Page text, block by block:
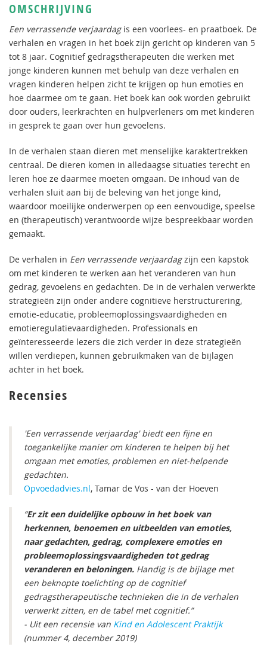
OMSCHRIJVING
Een verrassende verjaardagis een voorlees- en praatboek. De
verhalen en vragen in het boek zijn gericht op kinderen van 5
tot 8 jaar. Cognitief gedragstherapeuten die werken met
jonge kinderen kunnen met behulp van deze verhalen en
vragen kinderen helpen zicht te krijgen op hun emoties en
hoe daarmee om te gaan. Het boek kan ook worden gebruikt
door ouders, leerkrachten en hulpverleners om met kinderen
in gesprek te gaan over hun gevoelens.
In de verhalen staan dieren met menselijke karaktertrekken
centraal. De dieren komen in alledaagse situaties terecht en
leren hoe ze daarmee moeten omgaan. De inhoud van de
verhalen sluit aan bij de beleving van het jonge kind,
waardoor moeilijke onderwerpen op een eenvoudige, speelse
en (therapeutisch) verantwoorde wijze bespreekbaar worden
gemaakt.
De verhalen in Een verrassende verjaardagzijn een kapstok
om met kinderen te werken aan het veranderen van hun
gedrag, gevoelens en gedachten. De in de verhalen verwerkte
strategieën zijn onder andere cognitieve herstructurering,
emotie-educatie, probleemoplossingsvaardigheden en
emotieregulatievaardigheden. Professionals en
geïnteresseerde lezers die zich verder in deze strategieën
willen verdiepen, kunnen gebruikmaken van de bijlagen
achter in het boek.
Recensies
'Een verrassende verjaardag' biedt een fijne en
toegankelijke manier om kinderen te helpen bij het
omgaan met emoties, problemen en niet-helpende
gedachten.
Opvoedadvies.nl, Tamar de Vos - van der Hoeven
“Er zit een duidelijke opbouw in het boek van
herkennen, benoemen en uitbeelden van emoties,
naar gedachten, gedrag, complexere emoties en
probleemoplossingsvaardigheden tot gedrag
veranderen en beloningen. Handig is de bijlage met
een beknopte toelichting op de cognitief
gedragstherapeutische technieken die in de verhalen
verwerkt zitten, en de tabel met cognitief.”
- Uit een recensie van Kind en Adolescent Praktijk
(nummer 4, december 2019)